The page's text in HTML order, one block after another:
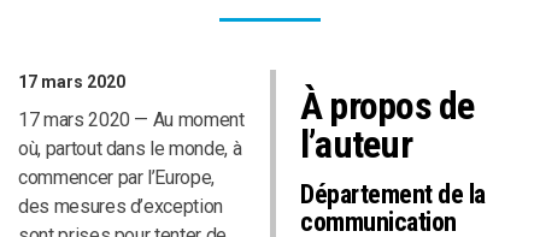
À propos de
l’auteur
Département de la
communication
17 mars 2020
17 mars 2020 — Au moment
où, partout dans le monde, à
commencer par l’Europe,
des mesures d’exception